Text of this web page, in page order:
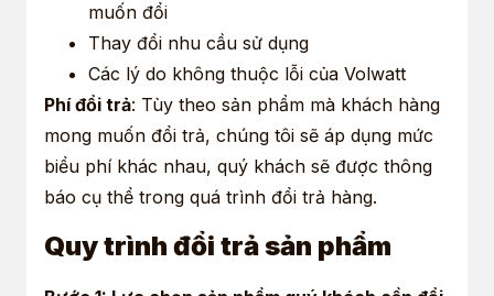
muốn đổi
Thay đổi nhu cầu sử dụng
Các lý do không thuộc lỗi của Volwatt
Phí đổi trả: Tùy theo sản phẩm mà khách hàng
mong muốn đổi trả, chúng tôi sẽ áp dụng mức
biểu phí khác nhau, quý khách sẽ được thông
báo cụ thể trong quá trình đổi trả hàng.
Quy trình đổi trả sản phẩm